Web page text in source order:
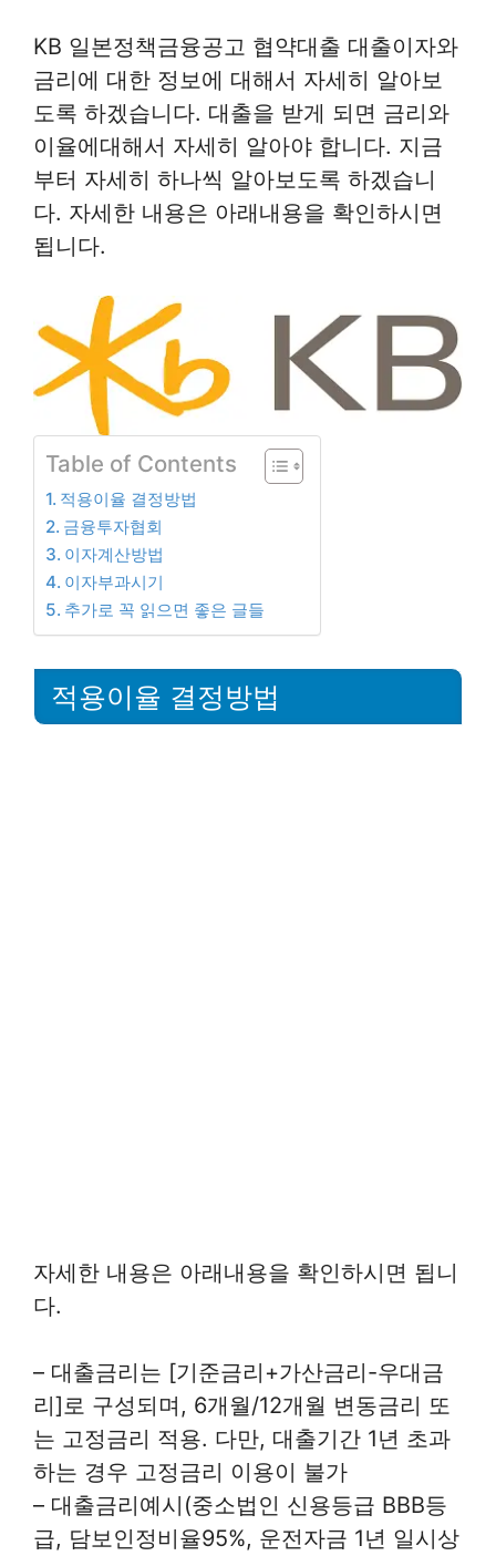
KB 일본정책금융공고 협약대출 대출이자와
금리에 대한 정보에 대해서 자세히 알아보
도록 하겠습니다. 대출을 받게 되면 금리와
이율에대해서 자세히 알아야 합니다. 지금
부터 자세히 하나씩 알아보도록 하겠습니
다. 자세한 내용은 아래내용을 확인하시면
됩니다.
Table of Contents
적용이율 결정방법
금융투자협회
이자계산방법
이자부과시기
추가로 꼭 읽으면 좋은 글들
적용이율 결정방법
자세한 내용은 아래내용을 확인하시면 됩니
다.
– 대출금리는 [기준금리+가산금리-우대금
리]로 구성되며, 6개월/12개월 변동금리 또
는 고정금리 적용. 다만, 대출기간 1년 초과
하는 경우 고정금리 이용이 불가
– 대출금리예시(중소법인 신용등급 BBB등
급, 담보인정비율95%, 운전자금 1년 일시상